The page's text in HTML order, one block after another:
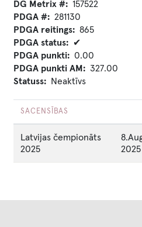
DG Metrix #
157522
PDGA #
281130
PDGA reitings
865
PDGA status
✔
PDGA punkti
0.00
PDGA punkti AM
327.00
Statuss
Neaktīvs
SACENSĪBAS
Latvijas čempionāts
2025
2025